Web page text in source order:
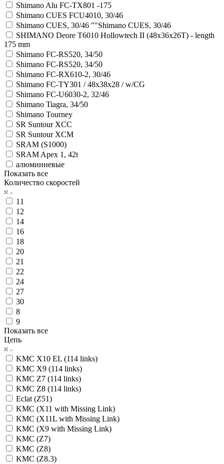
Shimano Alu FC-TX801 -175
Shimano CUES FCU4010, 30/46
Shimano CUES, 30/46 ""Shimano CUES, 30/46
SHIMANO Deore T6010 Hollowtech II (48x36x26T) - length
175 mm
Shimano FC-RS520, 34/50
Shimano FC-RS520, 34/50
Shimano FC-RX610-2, 30/46
Shimano FC-TY301 / 48x38x28 / w/CG
Shimano FC-U6030-2, 32/46
Shimano Tiagra, 34/50
Shimano Tourney
SR Suntour XCC
SR Suntour XCM
SRAM (S1000)
SRAM Apex 1, 42t
алюминиевые
Показать все
Количество скоростей
11
12
14
16
18
20
21
22
24
27
30
8
9
Показать все
Цепь
KMC X10 EL (114 links)
KMC X9 (114 links)
KMC Z7 (114 links)
KMC Z8 (114 links)
Eclat (Z51)
KMC (X11 with Missing Link)
KMC (X11L with Missing Link)
KMC (X9 with Missing Link)
KMC (Z7)
KMC (Z8)
KMC (Z8.3)